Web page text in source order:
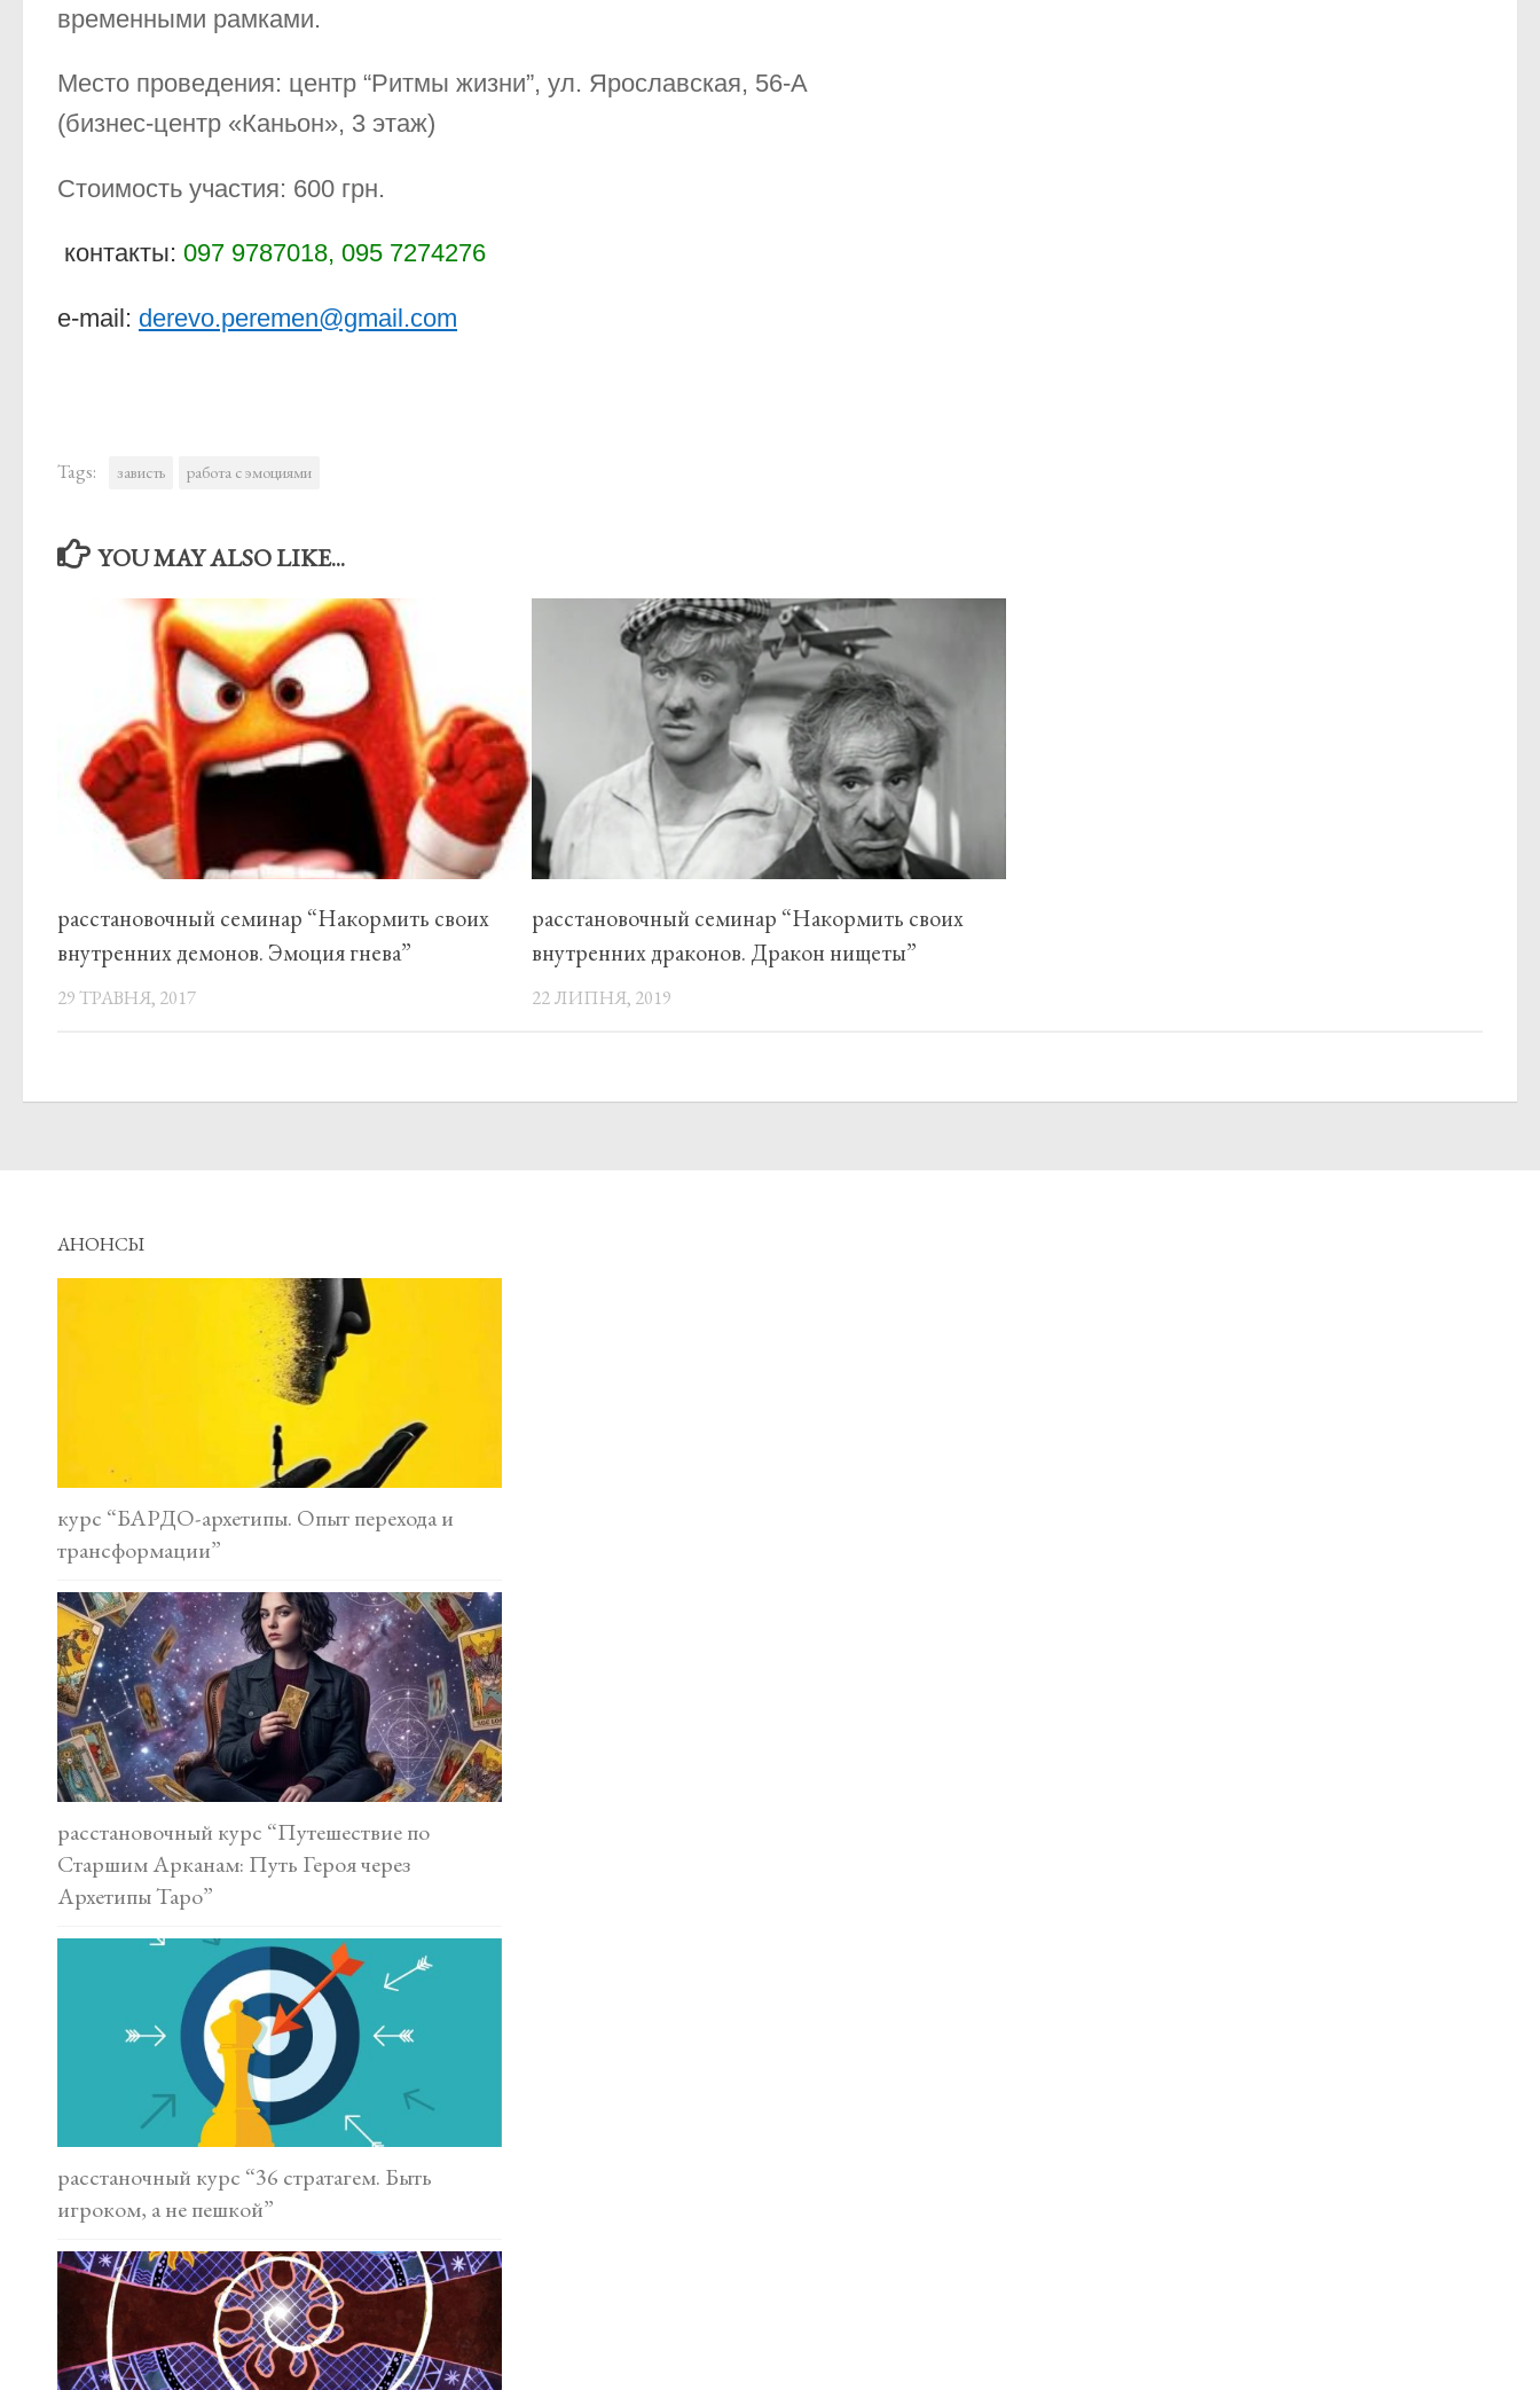
временными рамками.
Место проведения: центр “Ритмы жизни”, ул. Ярославская, 56-А
(бизнес-центр «Каньон», 3 этаж)
Стоимость участия: 600 грн.
контакты: 097 9787018, 095 7274276
e-mail: derevo.peremen@gmail.com
Tags: зависть работа с эмоциями
YOU MAY ALSO LIKE...
расстановочный семинар “Накормить своих
внутренних демонов. Эмоция гнева”
29 ТРАВНЯ, 2017
расстановочный семинар “Накормить своих
внутренних драконов. Дракон нищеты”
22 ЛИПНЯ, 2019
АНОНСЫ
курс “БАРДО-архетипы. Опыт перехода и
трансформации”
расстановочный курс “Путешествие по
Старшим Арканам: Путь Героя через
Архетипы Таро”
расстаночный курс “36 стратагем. Быть
игроком, а не пешкой”